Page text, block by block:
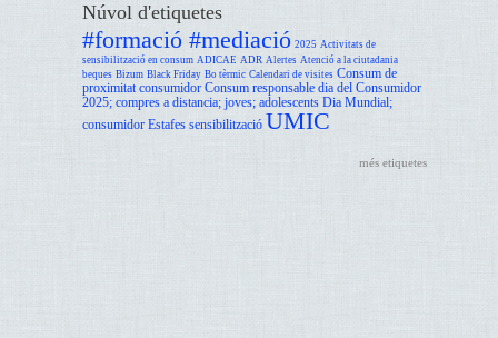
Núvol d'etiquetes
#formació #mediació 2025 Activitats de
sensibilització en consum ADICAE ADR Alertes Atenció a la ciutadania
beques Bizum Black Friday Bo tèrmic Calendari de visites Consum de
proximitat consumidor Consum responsable dia del Consumidor
2025; compres a distancia; joves; adolescents Dia Mundial;
consumidor Estafes sensibilització UMIC
més etiquetes